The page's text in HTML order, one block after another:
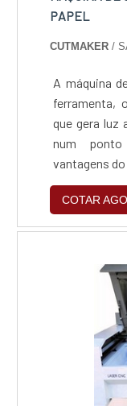
com
know-how
dedicados,
o melhor
PAPEL
CUTMAKER /
A máquina
ferramenta,
que gera luz
num
vantagens
com o
raio de luz
superfície
bom
COTAR